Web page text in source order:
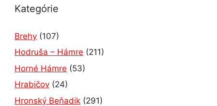
Kategórie
Brehy (107)
Hodruša – Hámre (211)
Horné Hámre (53)
Hrabičov (24)
Hronský Beňadik (291)